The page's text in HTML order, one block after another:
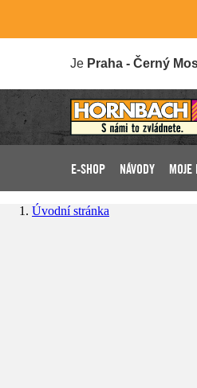
Je Praha - Černý
E-SHOP NÁVODY MOJE
Úvodní stránka